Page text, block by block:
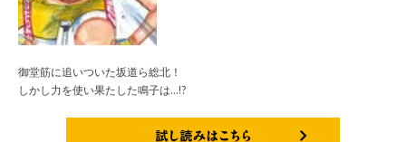
御堂筋に追いついた坂道ら総北！
しかし力を使い果たした鳴子は…!?